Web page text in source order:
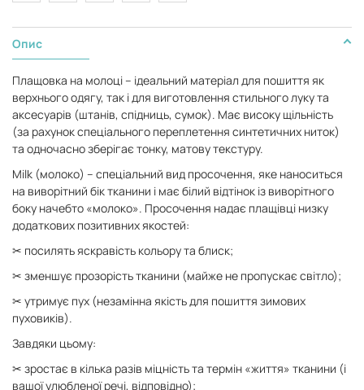
Опис
Плащовка на молоці – ідеальний матеріал для пошиття як
верхнього одягу, так і для виготовлення стильного луку та
аксесуарів (штанів, спідниць, сумок). Має високу щільність
(за рахунок спеціального переплетення синтетичних ниток)
та одночасно зберігає тонку, матову текстуру.
Milk (молоко) – спеціальний вид просочення, яке наноситься
на виворітний бік тканини і має білий відтінок із виворітного
боку начебто «молоко». Просочення надає плащівці низку
додаткових позитивних якостей:
✂ посилять яскравість кольору та блиск;
✂ зменшує прозорість тканини (майже не пропускає світло);
✂ утримує пух (незамінна якість для пошиття зимових
пуховиків).
Завдяки цьому:
✂ зростає в кілька разів міцність та термін «життя» тканини (і
вашої улюбленої речі, відповідно);